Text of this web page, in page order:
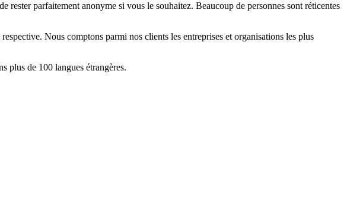
parfaitement anonyme si vous le souhaitez. Beaucoup de personnes sont réticentes
Nous comptons parmi nos clients les entreprises et organisations les plus
plus de 100 langues étrangères.